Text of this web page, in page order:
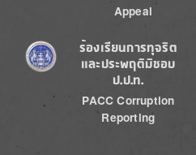
Appeal
Image
ร้องเรียนการทุจริต
และประพฤติมิชอบ
ป.ป.ท.
PACC Corruption
Reporting